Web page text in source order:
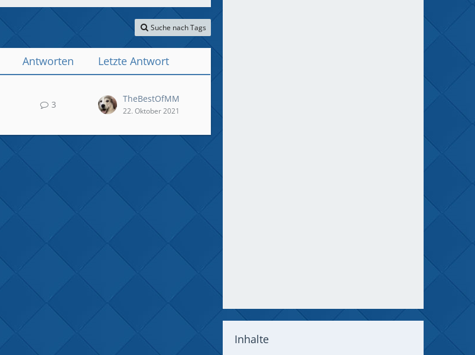
Suche nach Tags
Antworten
Letzte Antwort
3
TheBestOfMM
22. Oktober 2021
Inhalte